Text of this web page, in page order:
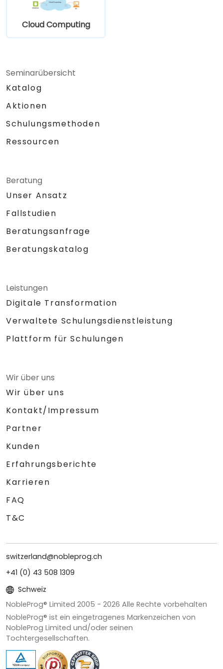
Cloud Computing
Seminarübersicht
Katalog
Aktionen
Schulungsmethoden
Ressourcen
Beratung
Unser Ansatz
Fallstudien
Beratungsanfrage
Beratungskatalog
Leistungen
Digitale Transformation
Verwaltete Schulungsdienstleistung
Plattform für Schulungen
Wir über uns
Wir über uns
Kontakt/Impressum
Partner
Kunden
Erfahrungsberichte
Karrieren
FAQ
T&C
switzerland@nobleprog.ch
+41 (0) 43 508 1309
Schweiz
NobleProg® Limited 2005 - 2026 Alle Rechte vorbehalten
NobleProg® ist ein eingetragenes Markenzeichen von
NobleProg Limited und/oder seinen
Tochtergesellschaften.